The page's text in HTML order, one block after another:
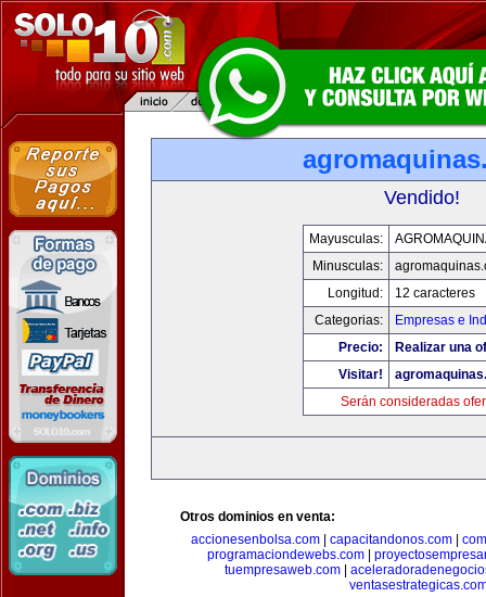
Vendido!
Mayusculas:
Minusculas:
Longitud:
12 caracteres
Categorias:
Empresas e
Precio:
Realizar una
Visitar!
Serán consideradas
Otros dominios en venta:
accionesenbolsa.com
capacitandonos.com
programaciondewebs.com
tuempresaweb.com